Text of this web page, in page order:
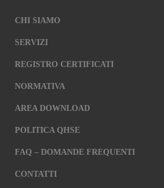
CHI SIAMO
SERVIZI
REGISTRO CERTIFICATI
NORMATIVA
AREA DOWNLOAD
POLITICA QHSE
FAQ – DOMANDE FREQUENTI
CONTATTI